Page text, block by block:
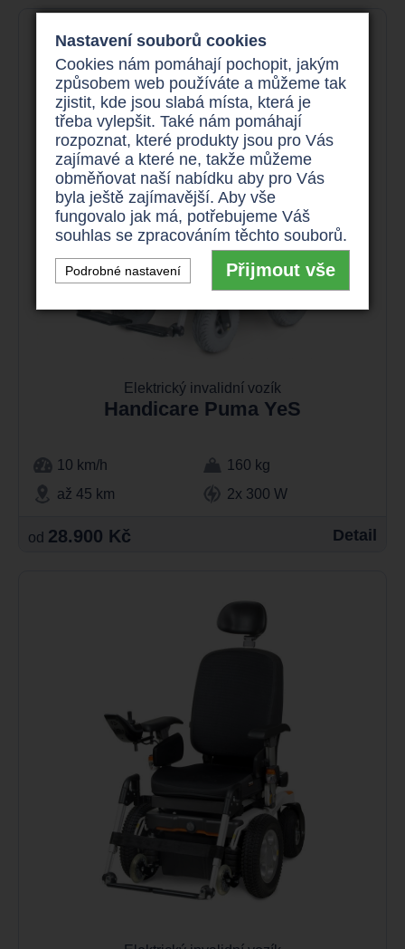
Elektrický invalidní vozík
Handicare Puma YeS
10 km/h
160 kg
až 45 km
2x 300 W
od 28.900 Kč Detail
Nastavení souborů cookies
Cookies nám pomáhají pochopit, jakým
způsobem web používáte a můžeme tak
zjistit, kde jsou slabá místa, která je
třeba vylepšit. Také nám pomáhají
rozpoznat, které produkty jsou pro Vás
zajímavé a které ne, takže můžeme
obměňovat naší nabídku aby pro Vás
byla ještě zajímavější. Aby vše
fungovalo jak má, potřebujeme Váš
souhlas se zpracováním těchto souborů.
Podrobné nastavení Přijmout vše